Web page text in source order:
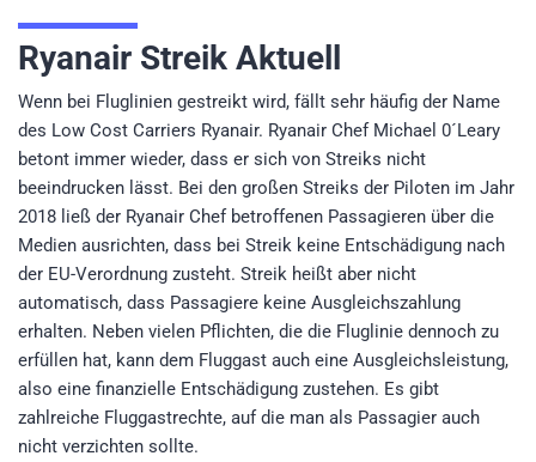
Ryanair Streik Aktuell
Wenn bei Fluglinien gestreikt wird, fällt sehr häufig der Name
des Low Cost Carriers Ryanair. Ryanair Chef Michael 0´Leary
betont immer wieder, dass er sich von Streiks nicht
beeindrucken lässt. Bei den großen Streiks der Piloten im Jahr
2018 ließ der Ryanair Chef betroffenen Passagieren über die
Medien ausrichten, dass bei Streik keine Entschädigung nach
der EU-Verordnung zusteht. Streik heißt aber nicht
automatisch, dass Passagiere keine Ausgleichszahlung
erhalten. Neben vielen Pflichten, die die Fluglinie dennoch zu
erfüllen hat, kann dem Fluggast auch eine Ausgleichsleistung,
also eine finanzielle Entschädigung zustehen. Es gibt
zahlreiche Fluggastrechte, auf die man als Passagier auch
nicht verzichten sollte.